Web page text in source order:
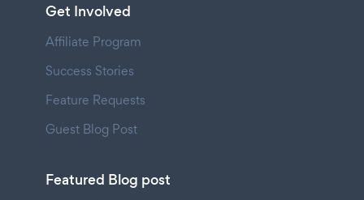
Get Involved
Affiliate Program
Success Stories
Feature Requests
Guest Blog Post
Featured Blog post